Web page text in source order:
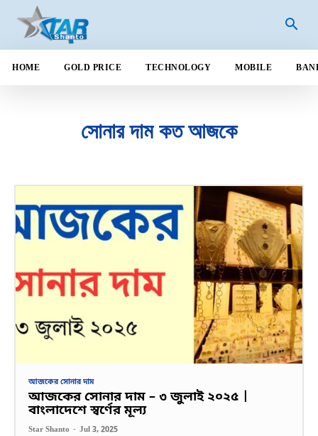
HOME GOLD PRICE TECHNOLOGY MOBILE
সোনার দাম কত আজকে
আজকের সোনার দাম
আজকের সোনার দাম – ৩ জুলাই ২০২৫ |
বাংলাদেশে স্বর্ণের মূল্য
Star Shanto - Jul 3, 2025